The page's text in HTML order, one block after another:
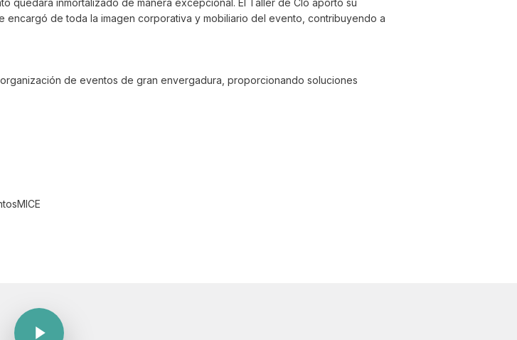
quedara inmortalizado de manera excepcional. El Taller de Clo aportó su
encargó de toda la imagen corporativa y mobiliario del evento, contribuyendo a
de eventos de gran envergadura, proporcionando soluciones
Play Video